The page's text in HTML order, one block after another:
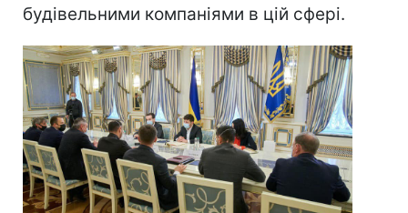
будівельними компаніями в цій сфері.